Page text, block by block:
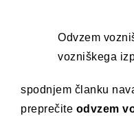
Odvzem
vozniškega
spodnjem članku
preprečite odvzem